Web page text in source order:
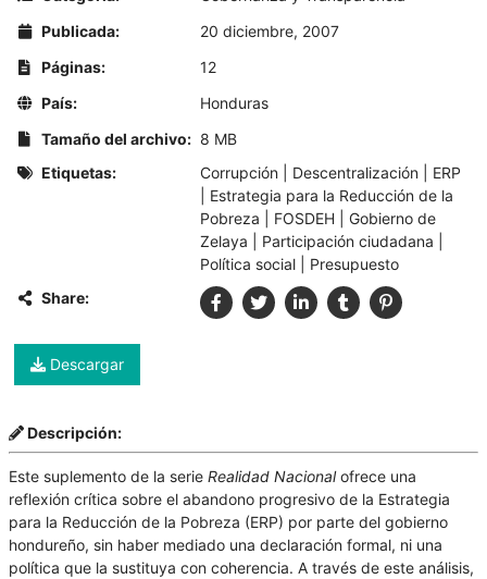
Publicada:
20 diciembre, 2007
Páginas:
12
País:
Honduras
Tamaño del archivo: 8 MB
Etiquetas:
Corrupción Descentralización
ERP
Estrategia para la Reducción de la
Pobreza
FOSDEH
Gobierno de
Zelaya
Participación ciudadana
Política social
Presupuesto
Share:
Descargar
Descripción:
Este suplemento de la serie Realidad Nacionalofrece una
reflexión crítica sobre el abandono progresivo de la Estrategia
para la Reducción de la Pobreza (ERP) por parte del gobierno
hondureño, sin haber mediado una declaración formal, ni una
política que la sustituya con coherencia. A través de este análisis,